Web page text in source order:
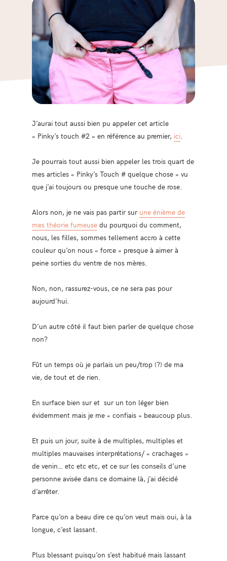
J’aurai tout aussi bien pu appeler cet article
« Pinky’s touch #2 » en référence au premier, ici.
Je pourrais tout aussi bien appeler les trois quart de
mes articles « Pinky’s Touch # quelque chose » vu
que j’ai toujours ou presque une touche de rose.
Alors non, je ne vais pas partir sur une énième de
mes théorie fumeusedu pourquoi du comment,
nous, les filles, sommes tellement accro à cette
couleur qu’on nous « force » presque à aimer à
peine sorties du ventre de nos mères.
Non, non, rassurez-vous, ce ne sera pas pour
aujourd’hui.
D’un autre côté il faut bien parler de quelque chose
non?
Fût un temps où je parlais un peu/trop (?) de ma
vie, de tout et de rien.
En surface bien sur et sur un ton léger bien
évidemment mais je me « confiais » beaucoup plus.
Et puis un jour, suite à de multiples, multiples et
multiples mauvaises interprétations/ « crachages »
de venin… etc etc etc, et ce sur les conseils d’une
personne avisée dans ce domaine là, j’ai décidé
d’arrêter.
Parce qu’on a beau dire ce qu’on veut mais oui, à la
longue, c’est lassant.
Plus blessant puisqu’on s’est habitué mais lassant